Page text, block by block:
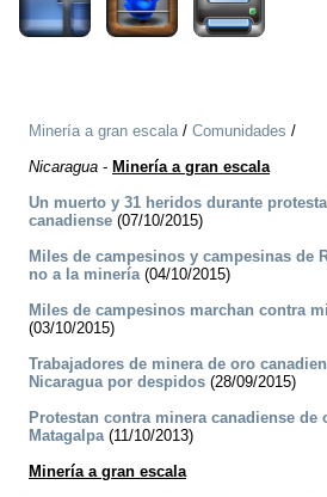
Minería a gran escala/ Comunidades /
Nicaragua - Minería a gran escala
Un muerto y 31 heridos durante
canadiense (07/10/2015)
Miles de campesinos y campesinas de
no a la minería(04/10/2015)
Miles de campesinos marchan contra
(03/10/2015)
Trabajadores de minera de oro
Nicaragua por despidos (28/09/2015)
Protestan contra minera canadiense de
Matagalpa(11/10/2013)
Minería a gran escala